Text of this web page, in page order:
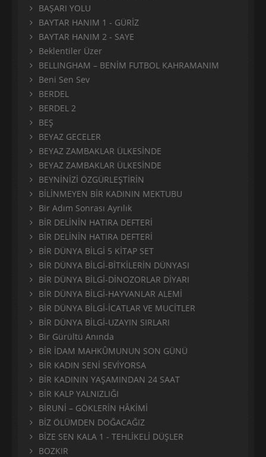
BAŞARI YOLU
BAYTAR HANIM 1 - GÜRİZ
BAYTAR HANIM 2 - SAYE
Beklentiler Üzer
BELLINGHAM – BENİM FUTBOL KAHRAMANIM
Beni Sen Sev
BERDEL
BERDEL 2
BEŞ
BEYAZ GECELER
BEYAZ ZAMBAKLAR ÜLKESİNDE
BEYAZ ZAMBAKLAR ÜLKESİNDE
BEYNİNİZİ ÖZGÜRLEŞTİRİN
BİLİNMEYEN BİR KADININ MEKTUBU
Bir Adım Sonrası Ayrılık
BİR DELİNİN HATIRA DEFTERİ
BİR DELİNİN HATIRA DEFTERİ
BİR DÜNYA BİLGİ 5 KİTAP SET
BİR DÜNYA BİLGİ-BİTKİLERİN DÜNYASI
BİR DÜNYA BİLGİ-DİNOZORLAR DİYARI
BİR DÜNYA BİLGİ-HAYVANLAR ALEMİ
BİR DÜNYA BİLGİ-İCATLAR VE MUCİTLER
BİR DÜNYA BİLGİ-UZAYIN SIRLARI
Bir Gürültü Anında
BİR İDAM MAHKÛMUNUN SON GÜNÜ
BİR KADIN SENİ SEVİYORSA
BİR KADININ YAŞAMINDAN 24 SAAT
BİR KALP YALNIZLIĞI
BİRUNİ – GÖKLERİN HÂKİMİ
BİZ ÖLÜMDEN DOĞACAĞIZ
BİZE SEN KALA 1 - TEHLİKELİ DÜŞLER
BOZKIR